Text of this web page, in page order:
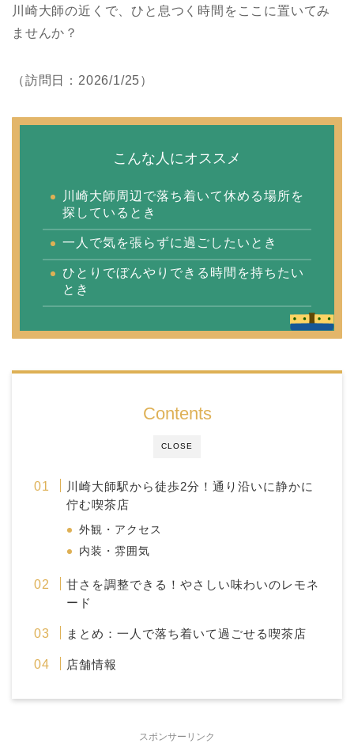
川崎大師の近くで、ひと息つく時間をここに置いてみ
ませんか？
（訪問日：2026/1/25）
こんな人にオススメ
川崎大師周辺で落ち着いて休める場所を
探しているとき
一人で気を張らずに過ごしたいとき
ひとりでぼんやりできる時間を持ちたい
とき
CLOSE
Contents
川崎大師駅から徒歩2分！通り沿いに静かに
佇む喫茶店
外観・アクセス
内装・雰囲気
甘さを調整できる！やさしい味わいのレモネ
ード
まとめ：一人で落ち着いて過ごせる喫茶店
店舗情報
スポンサーリンク